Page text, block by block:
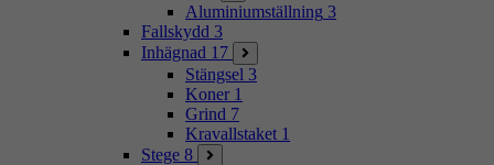
Aluminiumställning 3
Fallskydd 3
Inhägnad 17
Stängsel 3
Koner 1
Grind 7
Kravallstaket 1
Stege 8